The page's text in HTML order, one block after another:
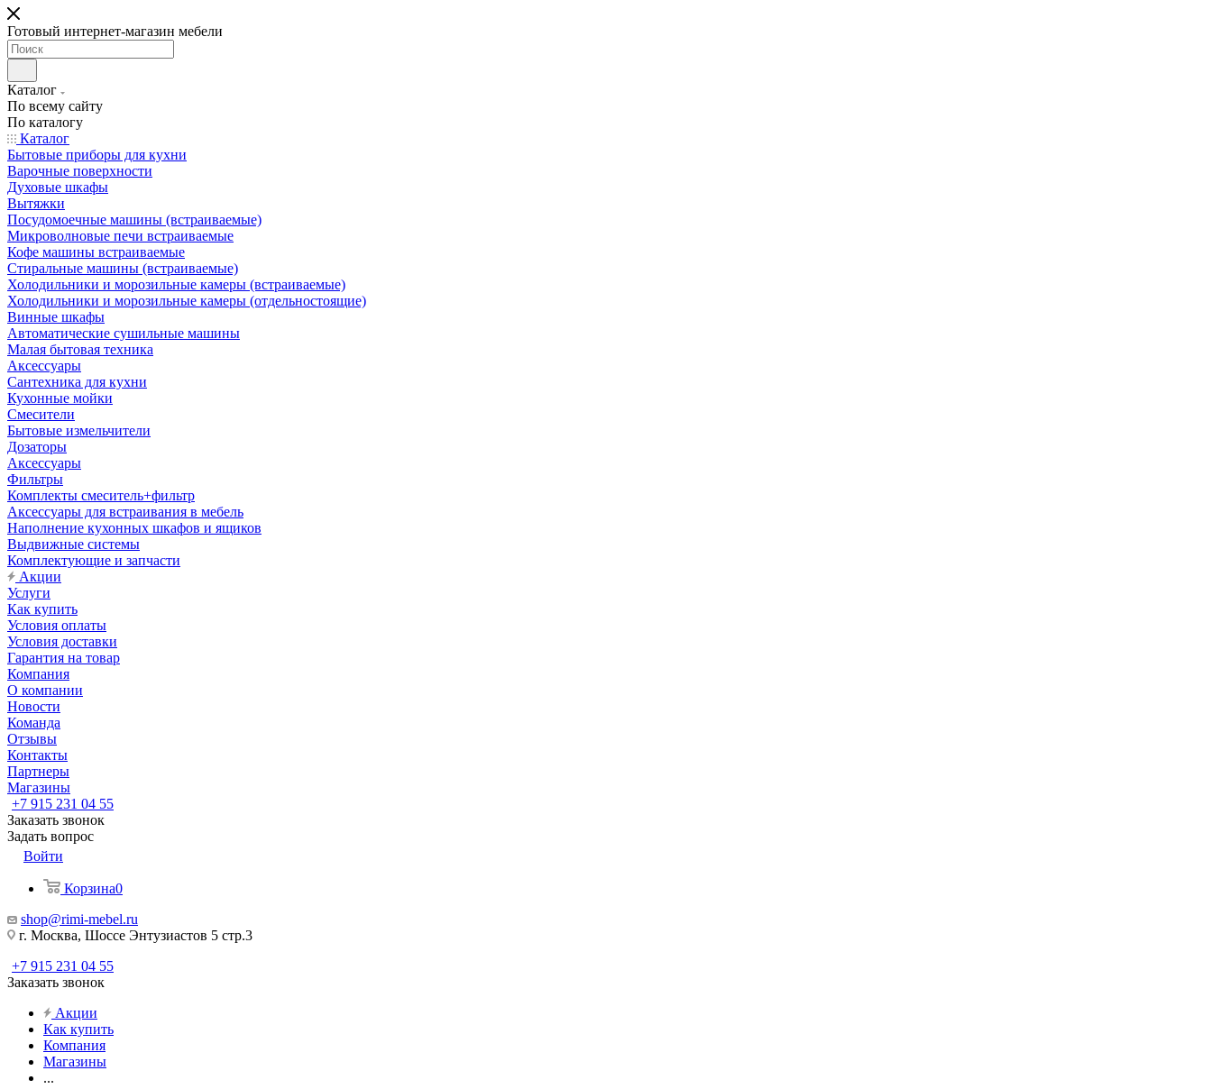
Готовый интернет-магазин мебели
Каталог
По всему сайту
По каталогу
Каталог
Бытовые приборы для кухни
Варочные поверхности
Духовые шкафы
Вытяжки
Посудомоечные машины (встраиваемые)
Микроволновые печи встраиваемые
Кофе машины встраиваемые
Стиральные машины (встраиваемые)
Холодильники и морозильные камеры (встраиваемые)
Холодильники и морозильные камеры (отдельностоящие)
Винные шкафы
Автоматические сушильные машины
Малая бытовая техника
Аксессуары
Сантехника для кухни
Кухонные мойки
Смесители
Бытовые измельчители
Дозаторы
Аксессуары
Фильтры
Комплекты смеситель+фильтр
Аксессуары для встраивания в мебель
Наполнение кухонных шкафов и ящиков
Выдвижные системы
Комплектующие и запчасти
Акции
Услуги
Как купить
Условия оплаты
Условия доставки
Гарантия на товар
Компания
О компании
Новости
Команда
Отзывы
Контакты
Партнеры
Магазины
+7 915 231 04 55
Заказать звонок
Задать вопрос
Войти
Корзина0
shop@rimi-mebel.ru
г. Москва, Шоссе Энтузиастов 5 стр.3
+7 915 231 04 55
Заказать звонок
Акции
Как купить
Компания
Магазины
...